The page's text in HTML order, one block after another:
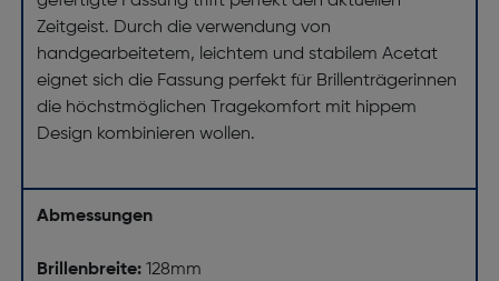
Zeitgeist. Durch die verwendung von
handgearbeitetem, leichtem und stabilem Acetat
eignet sich die Fassung perfekt für Brillenträgerinnen
die höchstmöglichen Tragekomfort mit hippem
Design kombinieren wollen.
Abmessungen
Brillenbreite: 128mm